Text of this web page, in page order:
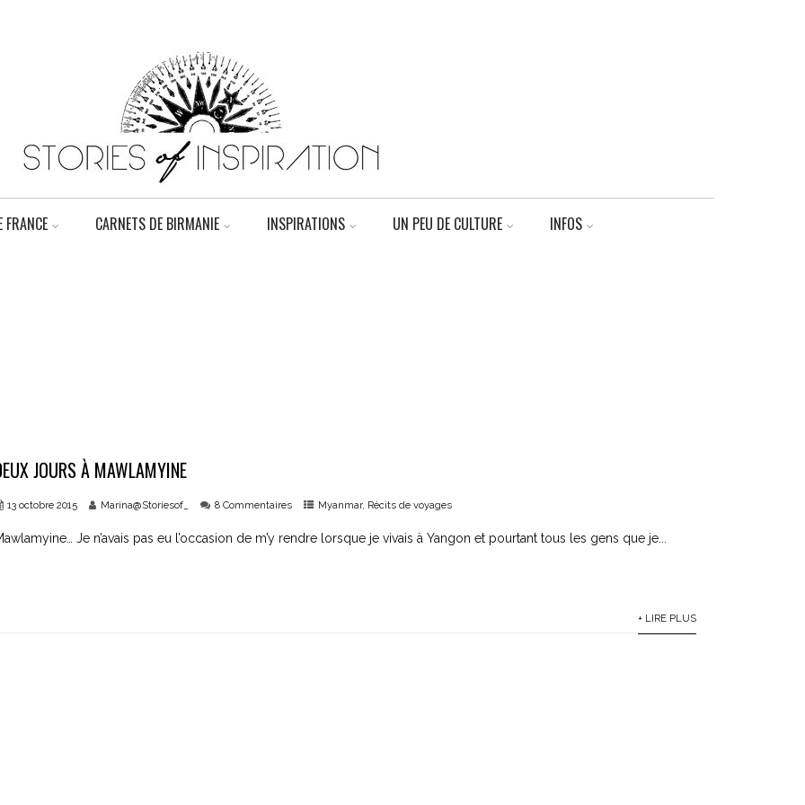
FRANCE CARNETS DE BIRMANIE INSPIRATIONS UN PEU DE CULTURE INFOS
JOURS À MAWLAMYINE
13 octobre 2015 Marina@Storiesof_ 8 Commentaires Myanmar, Récits de voyages
Je n’avais pas eu l’occasion de m’y rendre lorsque je vivais à Yangon et pourtant tous les gens que je...
+ LIRE PLUS